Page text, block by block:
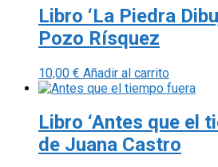
Libro ‘La Piedra
Pozo Rísquez
10,00 € Añadir al carrito
Libro ‘Antes que el
de Juana Castro